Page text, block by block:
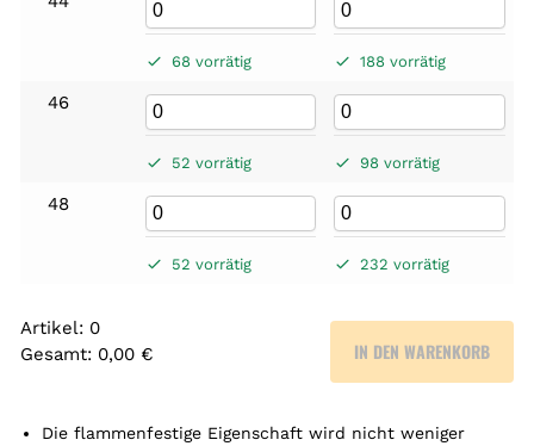
68 vorrätig 188 vorrätig
46
52 vorrätig 98 vorrätig
48
52 vorrätig 232 vorrätig
Artikel: 0
Gesamt: 0,00 €
r
IN DEN WARENKORB
Die flammenfestige Eigenschaft wird nicht weniger